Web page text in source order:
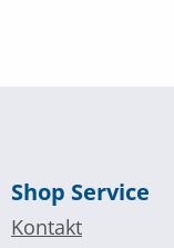
Shop Service
Kontakt